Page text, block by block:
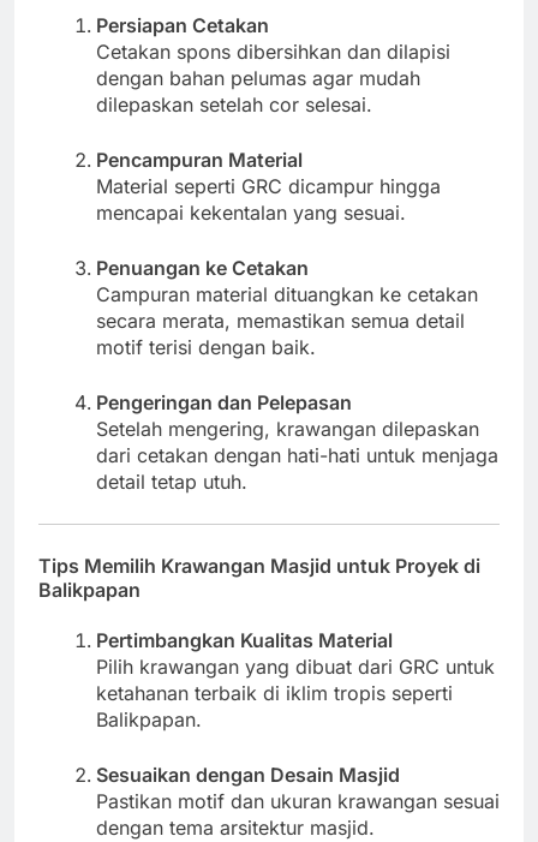
Persiapan Cetakan
Cetakan spons dibersihkan dan dilapisi
dengan bahan pelumas agar mudah
dilepaskan setelah cor selesai.
Pencampuran Material
Material seperti GRC dicampur hingga
mencapai kekentalan yang sesuai.
Penuangan ke Cetakan
Campuran material dituangkan ke cetakan
secara merata, memastikan semua detail
motif terisi dengan baik.
Pengeringan dan Pelepasan
Setelah mengering, krawangan dilepaskan
dari cetakan dengan hati-hati untuk menjaga
detail tetap utuh.
Tips Memilih Krawangan Masjid untuk Proyek di
Balikpapan
Pertimbangkan Kualitas Material
Pilih krawangan yang dibuat dari GRC untuk
ketahanan terbaik di iklim tropis seperti
Balikpapan.
Sesuaikan dengan Desain Masjid
Pastikan motif dan ukuran krawangan sesuai
dengan tema arsitektur masjid.